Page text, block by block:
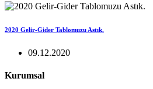
2020 Gelir-Gider Tablomuzu Astık.
09.12.2020
Kurumsal